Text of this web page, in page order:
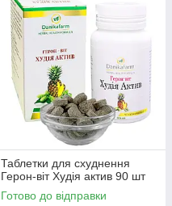
Таблетки для схуднення
Герон-віт Худія актив 90 шт
Готово до відправки